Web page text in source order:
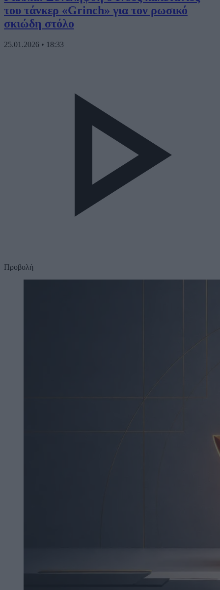
του τάνκερ «Grinch» για τον ρωσικό
σκιώδη στόλο
25.01.2026 • 18:33
Προβολή